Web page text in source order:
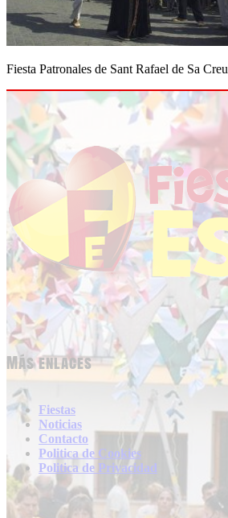
Fiesta Patronales de Sant Rafael de Sa Creu
Más enlaces
Fiestas
Noticias
Contacto
Politica de Cookies
Politica de Privacidad